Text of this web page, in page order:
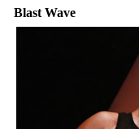
Blast Wave